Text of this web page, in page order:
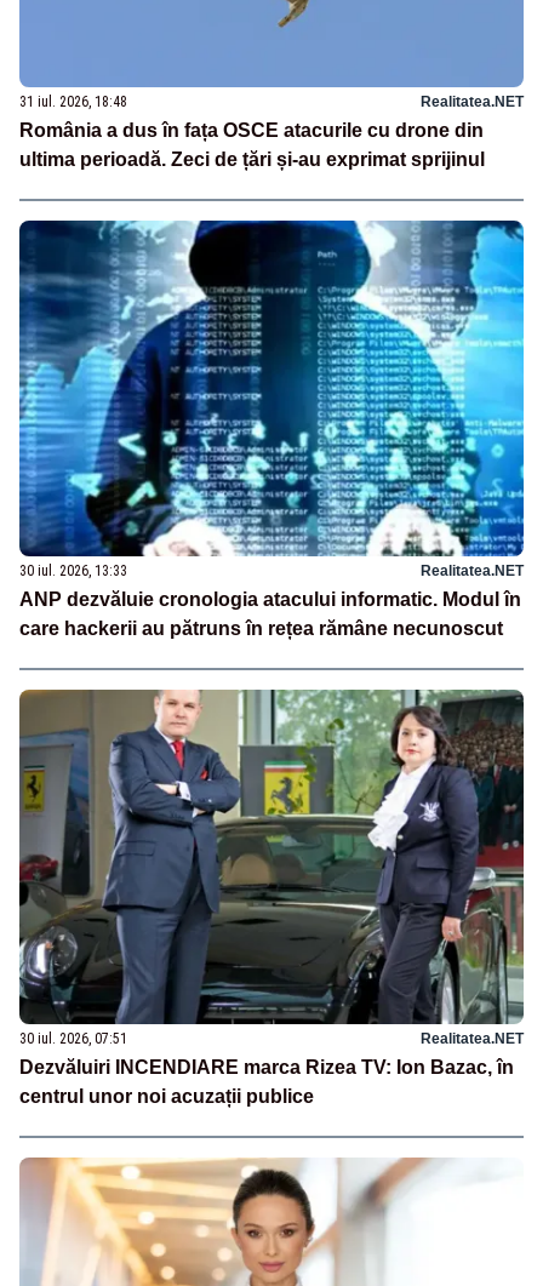
31 iul. 2026, 18:48 Realitatea.NET
România a dus în fața OSCE atacurile cu drone din
ultima perioadă. Zeci de țări și-au exprimat sprijinul
30 iul. 2026, 13:33 Realitatea.NET
ANP dezvăluie cronologia atacului informatic. Modul în
care hackerii au pătruns în rețea rămâne necunoscut
30 iul. 2026, 07:51 Realitatea.NET
Dezvăluiri INCENDIARE marca Rizea TV: Ion Bazac, în
centrul unor noi acuzații publice